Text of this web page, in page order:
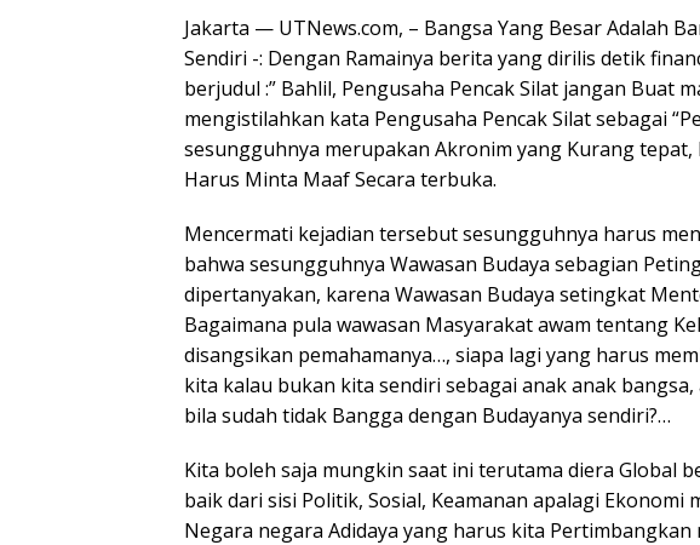
Jakarta — UTNews.com, – Bangsa Yang Besar Adalah
Sendiri -: Dengan Ramainya berita yang dirilis detik
berjudul :” Bahlil, Pengusaha Pencak Silat jangan Buat
mengistilahkan kata Pengusaha Pencak Silat sebagai
sesungguhnya merupakan Akronim yang Kurang
Harus Minta Maaf Secara terbuka.
Mencermati kejadian tersebut sesungguhnya harus
bahwa sesungguhnya Wawasan Budaya sebagian
dipertanyakan, karena Wawasan Budaya setingkat
Bagaimana pula wawasan Masyarakat awam tentang
disangsikan pemahamanya…, siapa lagi yang harus
kita kalau bukan kita sendiri sebagai anak anak
bila sudah tidak Bangga dengan Budayanya sendiri?…
Kita boleh saja mungkin saat ini terutama diera Global
baik dari sisi Politik, Sosial, Keamanan apalagi Ekonomi
Negara negara Adidaya yang harus kita